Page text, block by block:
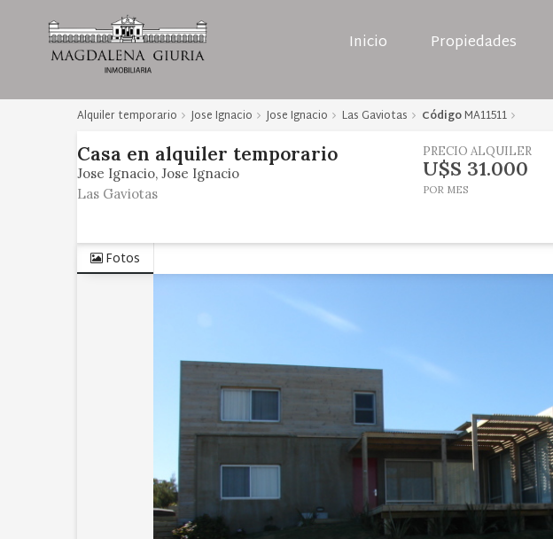
Inicio Propiedades
Alquiler temporario Jose Ignacio Jose Ignacio Las Gaviotas CódigoMA11511
Casa en alquiler temporario
Jose Ignacio Jose Ignacio
Las Gaviotas
PRECIO ALQUILER
U$S 31.000
POR MES
Fotos